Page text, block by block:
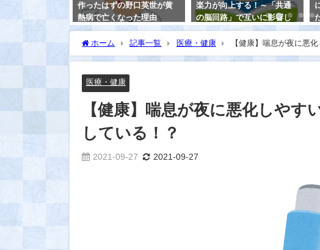
作ったはずの野口英世が黄
熱病で亡くなった理由
楽力が向上する！～「共通
の脳回路」で互いに影響し
2021-08-14
ホーム 記事一覧 医療・健康 【健康】喘息が夜に悪
医療・健康
【健康】喘息が夜に悪化しやす
している！？
2021-09-27 2021-09-27